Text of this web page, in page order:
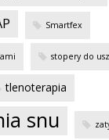
Smartfex
stopery do
tlenoterapia
snu